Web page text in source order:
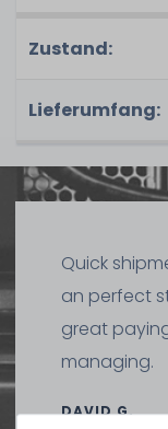
Zustand:
Lieferumfang:
Quick
an perfect
great
managing.
DAVID G.